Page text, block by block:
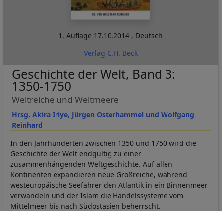
1. Auflage 17.10.2014 , Deutsch
Verlag C.H. Beck
Hrsg. Akira Iriye, Jürgen Osterhammel und Wolfgang
Reinhard
Geschichte der Welt, Band 3:
1350-1750
Weltreiche und Weltmeere
In den Jahrhunderten zwischen 1350 und 1750 wird die
Geschichte der Welt endgültig zu einer
zusammenhängenden Weltgeschichte. Auf allen
Kontinenten expandieren neue Großreiche, während
westeuropäische Seefahrer den Atlantik in ein Binnenmeer
verwandeln und der Islam die Handelssysteme vom
Mittelmeer bis nach Südostasien beherrscht.